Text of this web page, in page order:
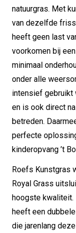
natuurgras. Met
van dezelfde
heeft geen last
voorkomen bij
minimaal
onder alle
intensief gebruikt
en is ook direct
betreden.
perfecte
kinderopvang ’t
Roefs Kunstgras
Royal Grass
hoogste kwaliteit.
heeft een
die jarenlang